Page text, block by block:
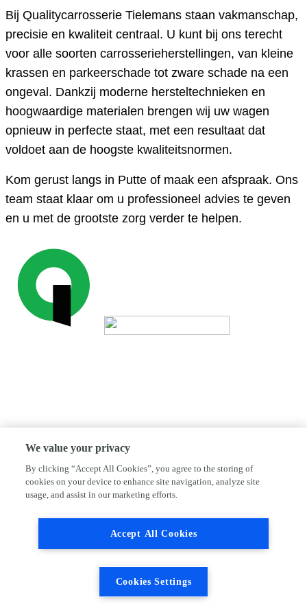
Bij Qualitycarrosserie Tielemans staan vakmanschap,
precisie en kwaliteit centraal. U kunt bij ons terecht
voor alle soorten carrosserieherstellingen, van kleine
krassen en parkeerschade tot zware schade na een
ongeval. Dankzij moderne hersteltechnieken en
hoogwaardige materialen brengen wij uw wagen
opnieuw in perfecte staat, met een resultaat dat
voldoet aan de hoogste kwaliteitsnormen.
Kom gerust langs in Putte of maak een afspraak. Ons
team staat klaar om u professioneel advies te geven
en u met de grootste zorg verder te helpen.
We value your privacy
By clicking “Accept All Cookies”, you agree to the storing of
cookies on your device to enhance site navigation, analyze site
usage, and assist in our marketing efforts.
Accept All Cookies
Cookies Settings